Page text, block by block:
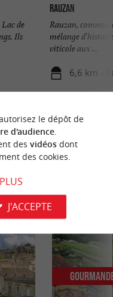
de
Ils
Rauzan
Rauzan,
mélange
viticole aux ...
6,6 km -
POUR VOUS
le dépôt de
d'audience.
des vidéosdont
des cookies.
J'ACCEPTE